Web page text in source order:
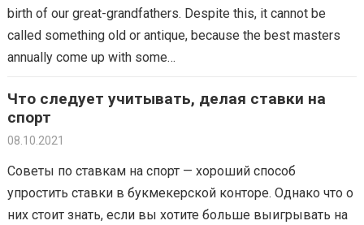
birth of our great-grandfathers. Despite this, it cannot be
called something old or antique, because the best masters
annually come up with some…
Что следует учитывать, делая ставки на
спорт
08.10.2021
Советы по ставкам на спорт — хороший способ
упростить ставки в букмекерской конторе. Однако что о
них стоит знать, если вы хотите больше выигрывать на